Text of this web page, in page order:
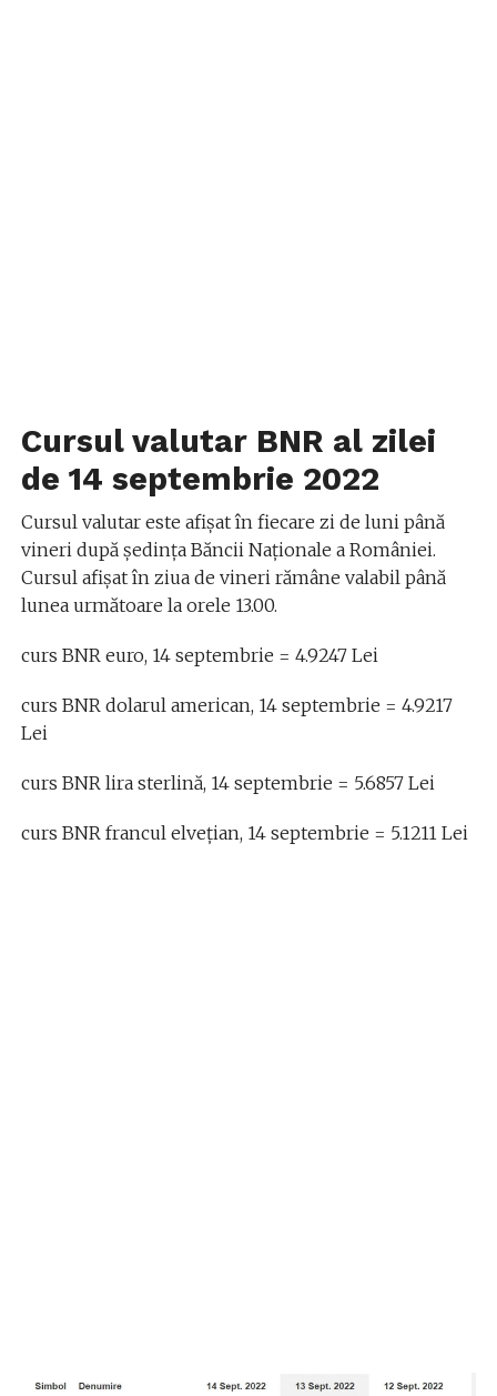
Cursul valutar BNR al zilei
de 14 septembrie 2022
Cursul valutar este afișat în fiecare zi de luni până
vineri după ședința Băncii Naționale a României.
Cursul afișat în ziua de vineri rămâne valabil până
lunea următoare la orele 13.00.
curs BNR euro, 14 septembrie = 4.9247 Lei
curs BNR dolarul american, 14 septembrie = 4.9217
Lei
curs BNR lira sterlină, 14 septembrie = 5.6857 Lei
curs BNR francul elvețian, 14 septembrie = 5.1211 Lei